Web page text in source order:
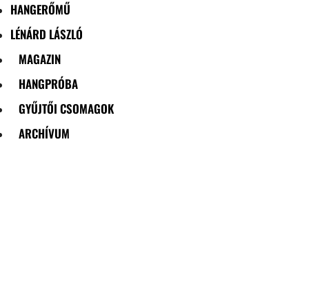
HANGERŐMŰ
LÉNÁRD LÁSZLÓ
MAGAZIN
HANGPRÓBA
GYŰJTŐI CSOMAGOK
ARCHÍVUM